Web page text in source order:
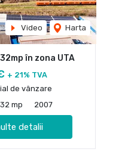
Video Harta
în zona UTA
+ 21% TVA
de vânzare
mp 2007
detalii